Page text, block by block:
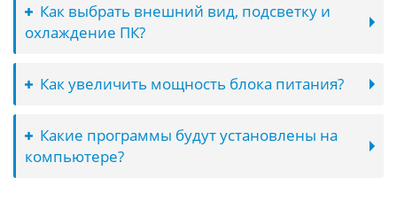
Как выбрать внешний вид, подсветку и
охлаждение ПК?
Как увеличить мощность блока питания?
Какие программы будут установлены на
компьютере?